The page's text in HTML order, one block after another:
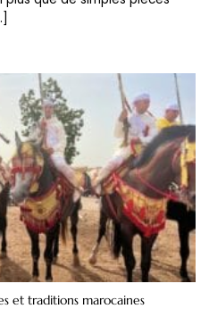
et traditions marocaines